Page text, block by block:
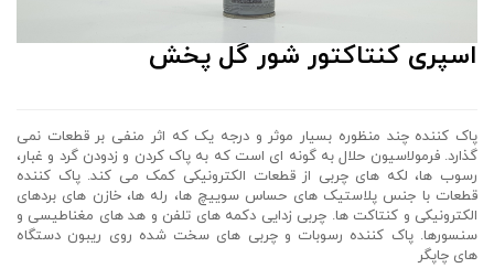
اسپری کنتاکتور شور گل پخش
پاک کننده چند منظوره بسیار موثر و درجه یک که اثر منفی بر قطعات نمی
گذارد. فرمولاسیون حلال به گونه ای است که به پاک کردن و زدودن گرد و غبار،
رسوب ها، لکه های چربی از قطعات الکترونیکی کمک می کند. پاک کننده
قطعات با جنس پلاستیک های حساس سوییچ ها، رله ها، خازن های بردهای
الکترونیکی و کنتاکت ها. چربی زدایی دکمه های تلفن و هد های مغناطیسی و
سنسورها. پاک کننده رسوبات و چربی های سخت شده روی ریبون دستگاه
های چاپگر